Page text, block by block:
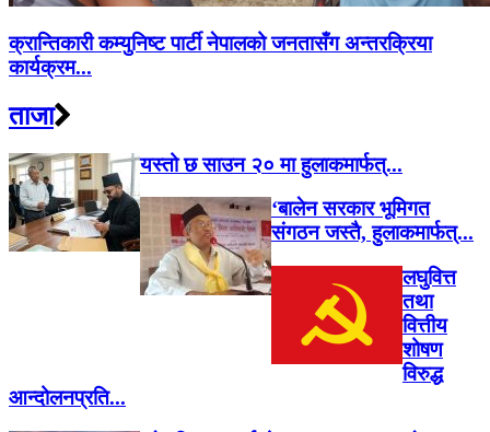
क्रान्तिकारी कम्युनिष्ट पार्टी नेपालको जनतासँग अन्तरक्रिया
कार्यक्रम...
ताजा
यस्तो छ साउन २० मा हुलाकमार्फत्...
‘बालेन सरकार भूमिगत
संगठन जस्तै, हुलाकमार्फत्...
लघुवित्त
तथा
वित्तीय
शोषण
विरुद्ध
आन्दोलनप्रति...